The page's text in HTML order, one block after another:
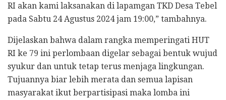
RI akan kami laksanakan di lapamgan TKD Desa Tebel
pada Sabtu 24 Agustus 2024 jam 19:00,” tambahnya.
Dijelaskan bahwa dalam rangka memperingati HUT
RI ke 79 ini perlombaan digelar sebagai bentuk wujud
syukur dan untuk tetap terus menjaga lingkungan.
Tujuannya biar lebih merata dan semua lapisan
masyarakat ikut berpartisipasi maka lomba ini